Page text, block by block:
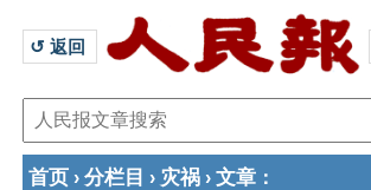
↺ 返回
首页 › 分栏目 › 灾祸 › 文章 ：